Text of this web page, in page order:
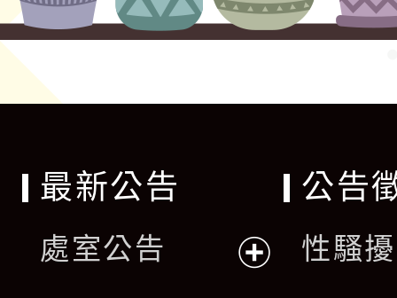
最新公告
處室公告
公告
性騷